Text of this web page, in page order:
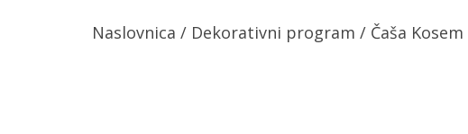
Naslovnica / Dekorativni program / Čaša